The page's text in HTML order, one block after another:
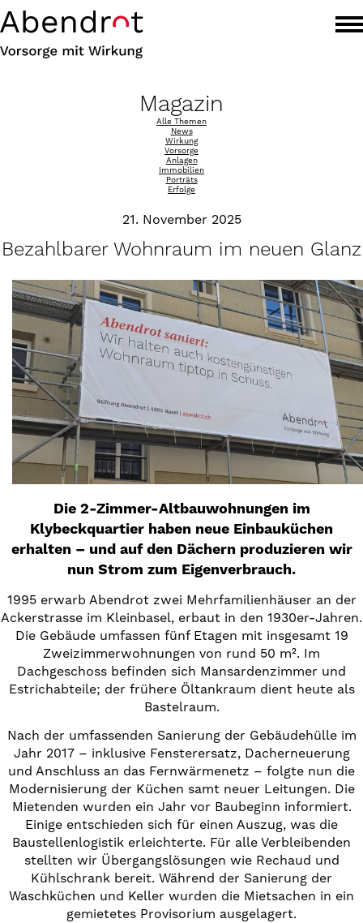
Magazin
Alle Themen
News
Wirkung
Vorsorge
Anlagen
Immobilien
Porträts
Erfolge
21. November 2025
Bezahlbarer Wohnraum im neuen Glanz
Die 2-Zimmer-Altbauwohnungen im
Klybeckquartier haben neue Einbauküchen
erhalten – und auf den Dächern produzieren wir
nun Strom zum Eigenverbrauch.
1995 erwarb Abendrot zwei Mehrfamilienhäuser an der
Ackerstrasse im Kleinbasel, erbaut in den 1930er-Jahren.
Die Gebäude umfassen fünf Etagen mit insgesamt 19
Zweizimmerwohnungen von rund 50 m². Im
Dachgeschoss befinden sich Mansardenzimmer und
Estrichabteile; der frühere Öltankraum dient heute als
Bastelraum.
Nach der umfassenden Sanierung der Gebäudehülle im
Jahr 2017 – inklusive Fensterersatz, Dacherneuerung
und Anschluss an das Fernwärmenetz – folgte nun die
Modernisierung der Küchen samt neuer Leitungen. Die
Mietenden wurden ein Jahr vor Baubeginn informiert.
Einige entschieden sich für einen Auszug, was die
Baustellenlogistik erleichterte. Für alle Verbleibenden
stellten wir Übergangslösungen wie Rechaud und
Kühlschrank bereit. Während der Sanierung der
Waschküchen und Keller wurden die Mietsachen in ein
gemietetes Provisorium ausgelagert.